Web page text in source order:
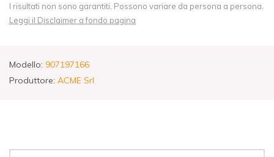
I risultati non sono garantiti. Possono variare da persona a persona.
Leggi il Disclaimer a fondo pagina
Modello: 907197166
Produttore: ACME Srl